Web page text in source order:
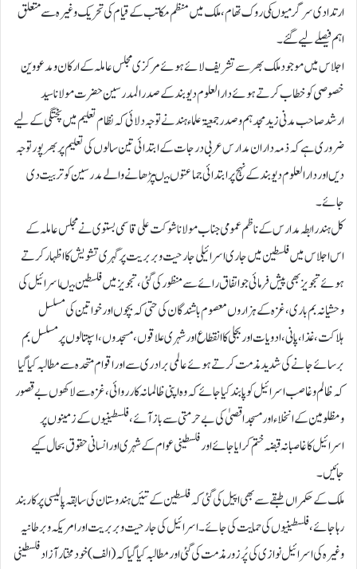
ارتدادی سرگرمیوںکی روک تھام، ملک میں منظم مکاتب کے قیام کی تحریک وغیرہ سے متعلق
اہم فیصلے لیے گئے۔
اجلاس میں موجود ملک بھر سے تشریف لائے ہوئے مرکزی مجلس عاملہ کے ارکان ومدعووین
خصوصی کوخطاب کرتے ہوئے دارالعلوم دیوبند کے صدرالمدرسین حضرت مولانا سید
ارشدصاحب مدنی زیدمجدہم وصدر جمعیۃ علماء ہندنے توجہ دلائی کہ نظام تعلیم میں پختگی کے لیے
ضروری ہے کہ ذمہ داران مدارس عربی درجات کے ابتدائی تین سالوں کی تعلیم پر بھرپور توجہ
دیں اور دارالعلوم دیوبند کے نہج پر ابتدائی جماعتوں میںپڑھانے والے مدرسین کو تربیت دی
جائے۔
کل ہند رابطہ مدارس کے ناظم عمومی جناب مولانا شوکت علی قاسمی بستوی نے مجلس عاملہ کے
اس اجلاس میں فلسطین میں جاری اسرائیلی جارحیت وبربریت پر گہری تشویش کا اظہار کرتے
ہوئے تجویز بھی پیش فرمائی جو اتفاق رائے سے منظور کی گئی،تجویز میں فلسطین میںاسرائیل کی
وحشیانہ بم باری،غزہ کے ہزاروں معصوم باشندگان کی حتی کہ بچوں اور خواتین کی مسلسل
ہلاکت،غذا، پانی ، ادویات اور بجلی کا انقطاع اور شہری علاقوں،مسجدوں، اسپتالوں پر مسلسل بم
برسائے جانے کی شدید مذمت کرتے ہوئے عالمی برادری سے اور اقوام متحدہ سے مطالبہ کیا گیا
کہ ظالم وغاصب اسرائیل کو پابندکیا جائے کہ وہ اپنی ظالمانہ کارروائی،غزہ سے لاکھوں بے قصور
ومظلومین کے انخلاء اور مسجد اقصیٰ کی بے حرمتی سے بازآئے،فلسطینیوں کے زمینوں پر
اسرائیل کاغاصبانہ قبضہ ختم کرایا جائے اور فلسطینی عوام کے شہری اور انسانی حقوق بحال کیے
جائیں۔
ملک کے حکمراں طبقے سے بھی اپیل کی گئی کہ فلسطین کے تئیں ہندوستان کی سابقہ پالیسی پر کاربند
رہا جائے، فلسطینیوں کی حمایت کی جائے۔اسرائیل کی جارحیت وبربریت اور امریکہ وبرطانیہ
وغیرہ کی اسرائیل نوازی کی پُرزور مذمت کی گئی اور مطالبہ کیا گیا کہ (الف) خودمختار آزاد فلسطینی